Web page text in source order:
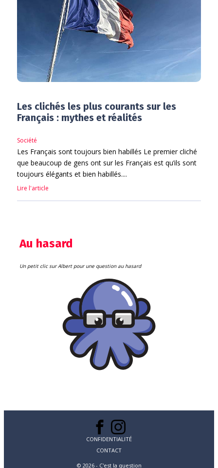
Les clichés les plus courants sur les
Français : mythes et réalités
Société
Les Français sont toujours bien habillés Le premier cliché
que beaucoup de gens ont sur les Français est qu’ils sont
toujours élégants et bien habillés....
Lire l'article
Au hasard
Un petit clic sur Albert pour une question au hasard
CONFIDENTIALITÉ
CONTACT
© 2026 - C'est la question